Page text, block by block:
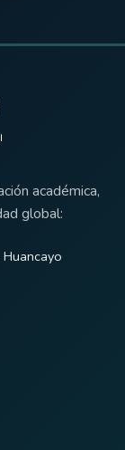
académica,
global: